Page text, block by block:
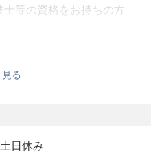
シンボル）
共・文教施設
祉施設
士等の資格をお持ちの方
る
日休み